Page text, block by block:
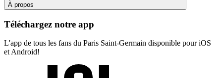
À propos
Téléchargez notre app
L'app de tous les fans du Paris Saint-Germain disponible pour iOS
et Android!